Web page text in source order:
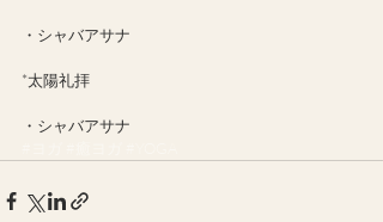
・シャバアサナ
*太陽礼拝
・シャバアサナ